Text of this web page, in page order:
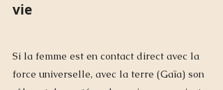
vie
Si la femme est en contact direct avec la
force universelle, avec la terre (Gaïa) son